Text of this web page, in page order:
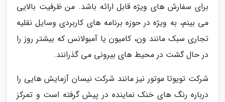
برای سفارش های ویژه قابل ارائه باشد. من ظرفیت بالایی
می بینم، به ویژه در حوزه برنامه های کاربردی وسایل نقلیه
تجاری سبک مانند ون، کامیون یا آمبولانس که بیشتر روز را
در حال گشت در محیط های بیرونی می گذرانند.
شرکت تویوتا موتور نیز مانند شرکت نیسان آزمایش هایی را
درباره رنگ های خنک نماینده در پیش گرفته است و تمرکز